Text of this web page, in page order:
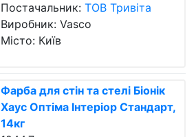
Постачальник: ТОВ Тривіта
Виробник: Vasco
Місто: Київ
Фарба для стін та стелі Біонік
Хаус Оптіма Інтеріор Стандарт,
14кг